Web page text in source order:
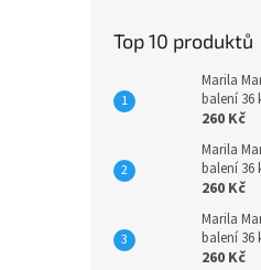
Top 10 produktů
Marila
balení 36
260 Kč
Marila
balení 36
260 Kč
Marila
balení 36
260 Kč